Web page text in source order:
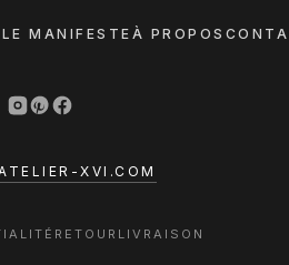
LE MANIFESTE À PROPOS
XVI.COM
RETOUR LIVRAISON